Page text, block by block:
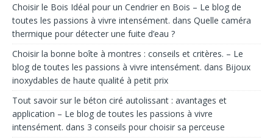
Choisir le Bois Idéal pour un Cendrier en Bois – Le blog de
toutes les passions à vivre intensément. dans Quelle caméra
thermique pour détecter une fuite d’eau ?
Choisir la bonne boîte à montres : conseils et critères. – Le
blog de toutes les passions à vivre intensément. dans Bijoux
inoxydables de haute qualité à petit prix
Tout savoir sur le béton ciré autolissant : avantages et
application – Le blog de toutes les passions à vivre
intensément. dans 3 conseils pour choisir sa perceuse